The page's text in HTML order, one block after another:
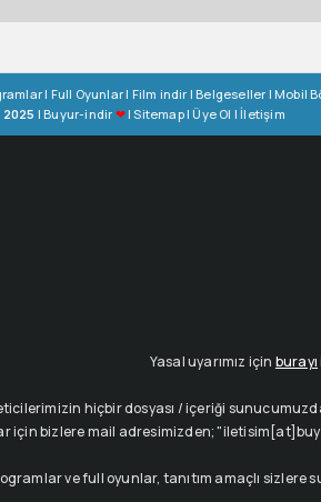
| Full Oyunlar| Film indir |Belgeseller |Mobil
|Buyur-indir ❤|Sitemap|Üye Ol | İletişim
Yasal uyarımız için burayı
hiçbir dosyası / içeriği
için bizlere mail adresimizden;
ve full oyunlar, tanıtım amaçlı sizlere